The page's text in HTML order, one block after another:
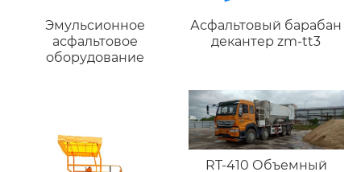
Эмульсионное
асфальтовое
оборудование
Асфальтовый барабан
декантер zm-tt3
RT-410 Объемный